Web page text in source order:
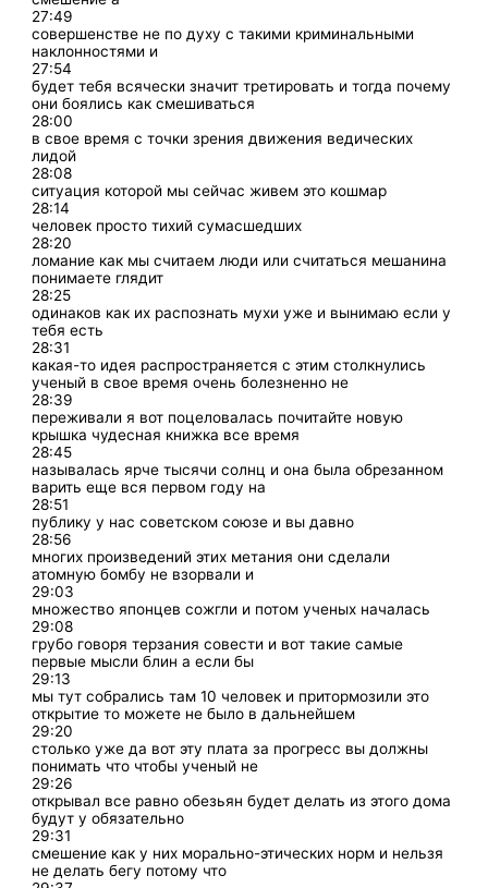
27:49
совершенстве не по духу с такими криминальными
наклонностями и
27:54
будет тебя всячески значит третировать и тогда почему
они боялись как смешиваться
28:00
в свое время с точки зрения движения ведических
лидой
28:08
ситуация которой мы сейчас живем это кошмар
28:14
человек просто тихий сумасшедших
28:20
ломание как мы считаем люди или считаться мешанина
понимаете глядит
28:25
одинаков как их распознать мухи уже и вынимаю если у
тебя есть
28:31
какая-то идея распространяется с этим столкнулись
ученый в свое время очень болезненно не
28:39
переживали я вот поцеловалась почитайте новую
крышка чудесная книжка все время
28:45
называлась ярче тысячи солнц и она была обрезанном
варить еще вся первом году на
28:51
публику у нас советском союзе и вы давно
28:56
многих произведений этих метания они сделали
атомную бомбу не взорвали и
29:03
множество японцев сожгли и потом ученых началась
29:08
грубо говоря терзания совести и вот такие самые
первые мысли блин а если бы
29:13
мы тут собрались там 10 человек и притормозили это
открытие то можете не было в дальнейшем
29:20
столько уже да вот эту плата за прогресс вы должны
понимать что чтобы ученый не
29:26
открывал все равно обезьян будет делать из этого дома
будут у обязательно
29:31
смешение как у них морально-этических норм и нельзя
не делать бегу потому что